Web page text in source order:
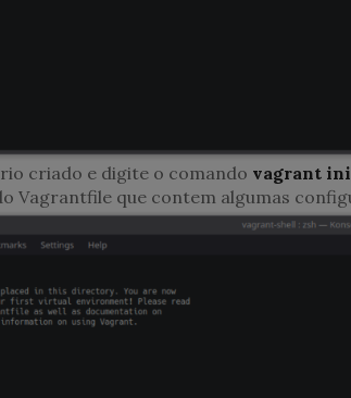
criado e digite o comando vagrant
Vagrantfile que contem algumas